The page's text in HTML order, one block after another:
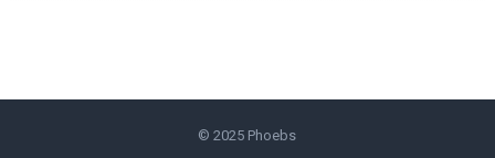
© 2025 Phoebs